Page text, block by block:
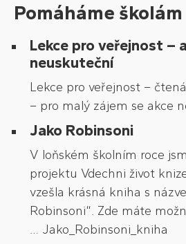
Pomáháme
Lekce pro veřejnost –
neuskuteční
Lekce pro veřejnost –
– pro malý zájem se akce
Jako Robinsoni
V loňském školním roce
projektu Vdechni život
vzešla krásná kniha s
Robinsoni“. Zde máte
… Jako_Robinsoni_kniha